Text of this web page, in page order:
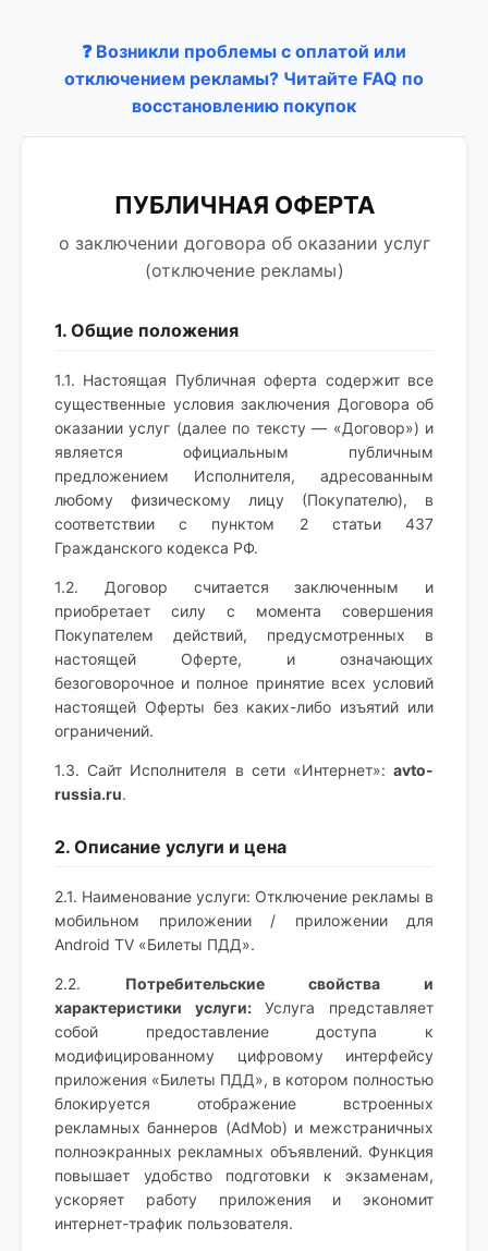
❓ Возникли проблемы с оплатой или
отключением рекламы? Читайте FAQ по
восстановлению покупок
ПУБЛИЧНАЯ ОФЕРТА
о заключении договора об оказании услуг
(отключение рекламы)
1. Общие положения
1.1. Настоящая Публичная оферта содержит все
существенные условия заключения Договора об
оказании услуг (далее по тексту — «Договор») и
является официальным публичным
предложением Исполнителя, адресованным
любому физическому лицу (Покупателю), в
соответствии с пунктом 2 статьи 437
Гражданского кодекса РФ.
1.2. Договор считается заключенным и
приобретает силу с момента совершения
Покупателем действий, предусмотренных в
настоящей Оферте, и означающих
безоговорочное и полное принятие всех условий
настоящей Оферты без каких-либо изъятий или
ограничений.
1.3. Сайт Исполнителя в сети «Интернет»: avto-
russia.ru.
2. Описание услуги и цена
2.1. Наименование услуги: Отключение рекламы в
мобильном приложении / приложении для
Android TV «Билеты ПДД».
2.2. Потребительские свойства и
характеристики услуги:Услуга представляет
собой предоставление доступа к
модифицированному цифровому интерфейсу
приложения «Билеты ПДД», в котором полностью
блокируется отображение встроенных
рекламных баннеров (AdMob) и межстраничных
полноэкранных рекламных объявлений. Функция
повышает удобство подготовки к экзаменам,
ускоряет работу приложения и экономит
интернет-трафик пользователя.